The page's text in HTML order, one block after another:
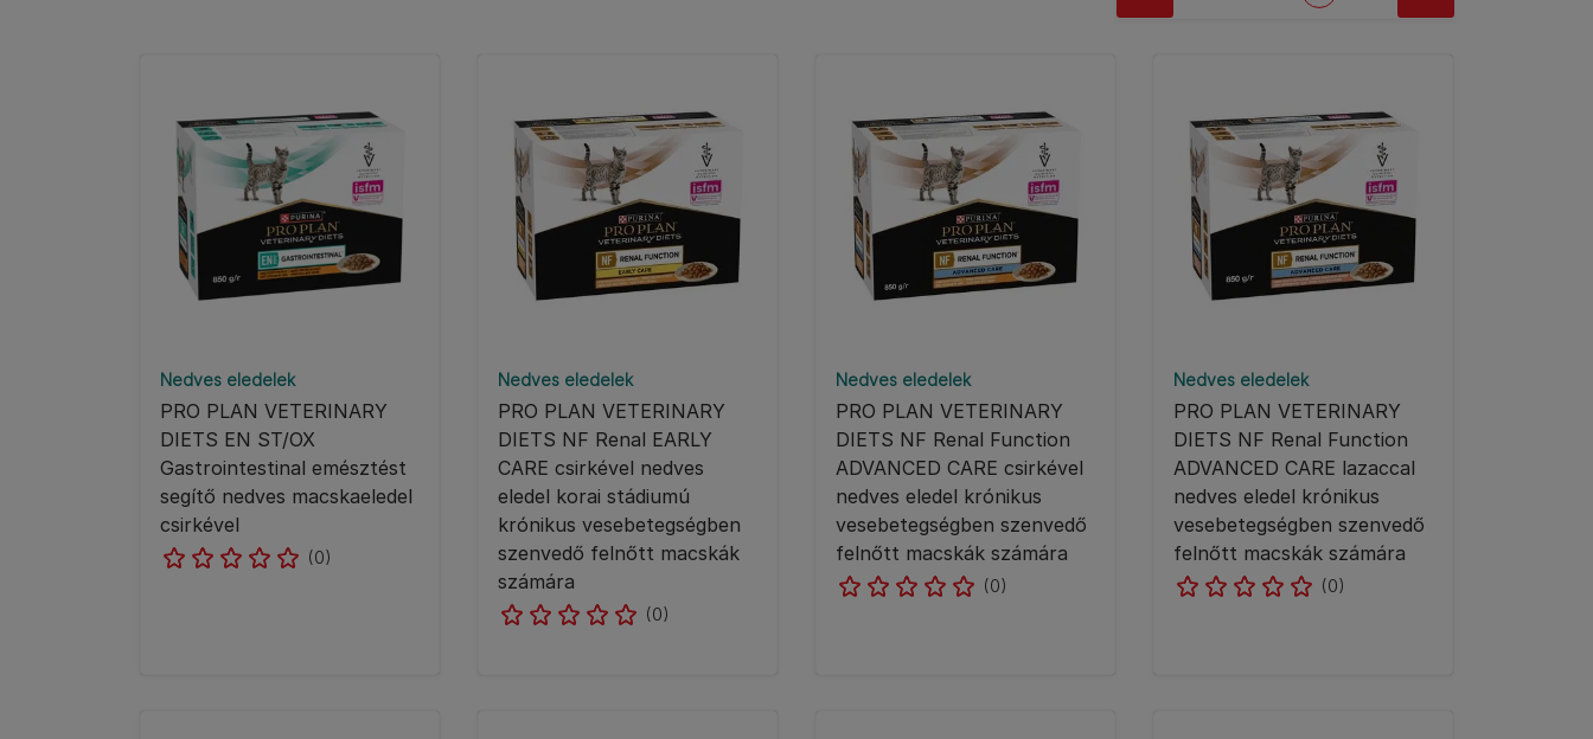
Nedves eledelek
PRO PLAN VETERINARY
DIETS EN ST/OX
Gastrointestinal emésztést
segítő nedves macskaeledel
csirkével
(0)
Nedves eledelek
PRO PLAN VETERINARY
DIETS NF Renal EARLY
CARE csirkével nedves
eledel korai stádiumú
krónikus vesebetegségben
szenvedő felnőtt macskák
számára
(0)
Nedves eledelek
PRO PLAN VETERINARY
DIETS NF Renal Function
ADVANCED CARE csirkével
nedves eledel krónikus
vesebetegségben szenvedő
felnőtt macskák számára
(0)
Nedves eledelek
PRO PLAN VETERINARY
DIETS NF Renal Function
ADVANCED CARE lazaccal
nedves eledel krónikus
vesebetegségben szenvedő
felnőtt macskák számára
(0)